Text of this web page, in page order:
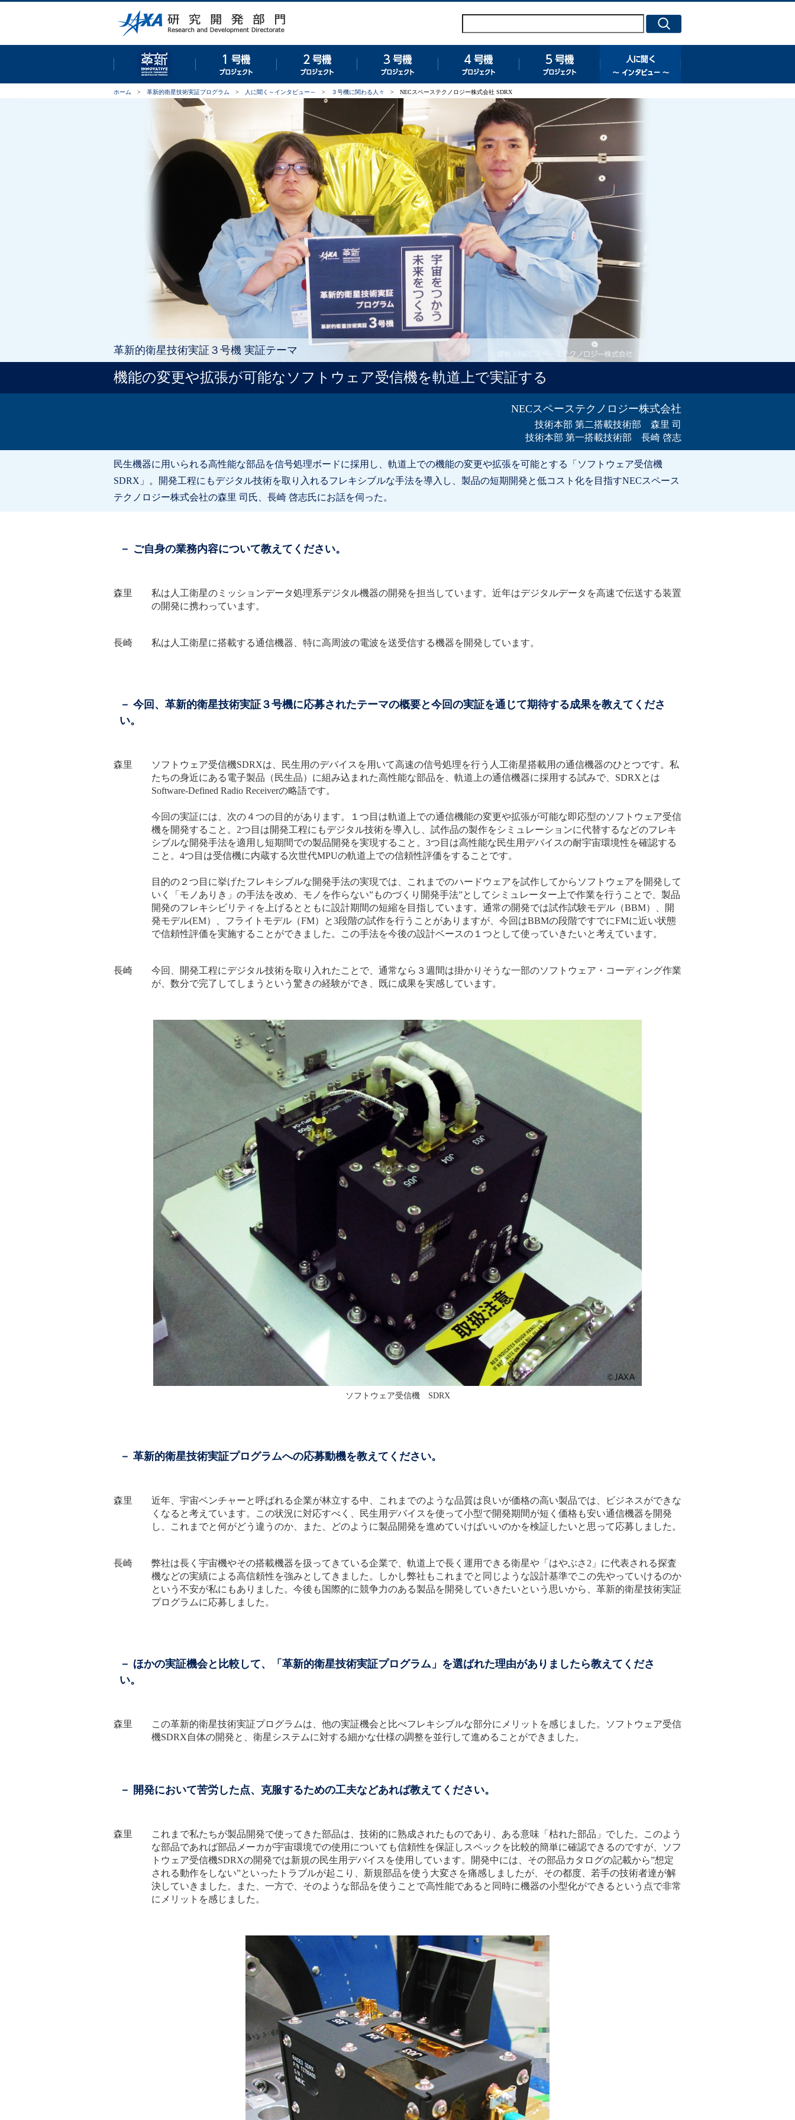
ホーム > 革新的衛星技術実証プログラム > 人に聞く～インタビュー～ > ３号機に関わる人々 > NECスペーステクノロジー株式会社 SDRX
革新的衛星技術実証３号機 実証テーマ
機能の変更や拡張が可能なソフトウェア受信機を軌道上で実証する
NECスペーステクノロジー株式会社
技術本部 第二搭載技術部 森里 司
技術本部 第一搭載技術部 長崎 啓志
民生機器に用いられる高性能な部品を信号処理ボードに採用し、軌道上での機能の変更や拡張を可能とする「ソフトウェア受信機
SDRX」。開発工程にもデジタル技術を取り入れるフレキシブルな手法を導入し、製品の短期開発と低コスト化を目指すNECスペース
テクノロジー株式会社の森里 司氏、長崎 啓志氏にお話を伺った。
－ ご自身の業務内容について教えてください。
森里 私は人工衛星のミッションデータ処理系デジタル機器の開発を担当しています。近年はデジタルデータを高速で伝送する装置
の開発に携わっています。
長崎 私は人工衛星に搭載する通信機器、特に高周波の電波を送受信する機器を開発しています。
－ 今回、革新的衛星技術実証３号機に応募されたテーマの概要と今回の実証を通じて期待する成果を教えてくださ
い。
森里 ソフトウェア受信機SDRXは、民生用のデバイスを用いて高速の信号処理を行う人工衛星搭載用の通信機器のひとつです。私
たちの身近にある電子製品（民生品）に組み込まれた高性能な部品を、軌道上の通信機器に採用する試みで、SDRXとは
Software-Defined Radio Receiverの略語です。
今回の実証には、次の４つの目的があります。１つ目は軌道上での通信機能の変更や拡張が可能な即応型のソフトウェア受信
機を開発すること。2つ目は開発工程にもデジタル技術を導入し、試作品の製作をシミュレーションに代替するなどのフレキ
シブルな開発手法を適用し短期間での製品開発を実現すること。3つ目は高性能な民生用デバイスの耐宇宙環境性を確認する
こと。4つ目は受信機に内蔵する次世代MPUの軌道上での信頼性評価をすることです。
目的の２つ目に挙げたフレキシブルな開発手法の実現では、これまでのハードウェアを試作してからソフトウェアを開発して
いく「モノありき」の手法を改め、モノを作らない”ものづくり開発手法”としてシミュレーター上で作業を行うことで、製品
開発のフレキシビリティを上げるとともに設計期間の短縮を目指しています。通常の開発では試作試験モデル（BBM）、開
発モデル(EM）、フライトモデル（FM）と3段階の試作を行うことがありますが、今回はBBMの段階ですでにFMに近い状態
で信頼性評価を実施することができました。この手法を今後の設計ベースの１つとして使っていきたいと考えています。
長崎 今回、開発工程にデジタル技術を取り入れたことで、通常なら３週間は掛かりそうな一部のソフトウェア・コーディング作業
が、数分で完了してしまうという驚きの経験ができ、既に成果を実感しています。
ソフトウェア受信機 SDRX
－ 革新的衛星技術実証プログラムへの応募動機を教えてください。
森里 近年、宇宙ベンチャーと呼ばれる企業が林立する中、これまでのような品質は良いが価格の高い製品では、ビジネスができな
くなると考えています。この状況に対応すべく、民生用デバイスを使って小型で開発期間が短く価格も安い通信機器を開発
し、これまでと何がどう違うのか、また、どのように製品開発を進めていけばいいのかを検証したいと思って応募しました。
長崎 弊社は長く宇宙機やその搭載機器を扱ってきている企業で、軌道上で長く運用できる衛星や「はやぶさ2」に代表される探査
機などの実績による高信頼性を強みとしてきました。しかし弊社もこれまでと同じような設計基準でこの先やっていけるのか
という不安が私にもありました。今後も国際的に競争力のある製品を開発していきたいという思いから、革新的衛星技術実証
プログラムに応募しました。
－ ほかの実証機会と比較して、「革新的衛星技術実証プログラム」を選ばれた理由がありましたら教えてくださ
い。
森里 この革新的衛星技術実証プログラムは、他の実証機会と比べフレキシブルな部分にメリットを感じました。ソフトウェア受信
機SDRX自体の開発と、衛星システムに対する細かな仕様の調整を並行して進めることができました。
－ 開発において苦労した点、克服するための工夫などあれば教えてください。
森里 これまで私たちが製品開発で使ってきた部品は、技術的に熟成されたものであり、ある意味「枯れた部品」でした。このよう
な部品であれば部品メーカが宇宙環境での使用についても信頼性を保証しスペックを比較的簡単に確認できるのですが、ソフ
トウェア受信機SDRXの開発では新規の民生用デバイスを使用しています。開発中には、その部品カタログの記載から”想定
される動作をしない”といったトラブルが起こり、新規部品を使う大変さを痛感しましたが、その都度、若手の技術者達が解
決していきました。また、一方で、そのような部品を使うことで高性能であると同時に機器の小型化ができるという点で非常
にメリットを感じました。